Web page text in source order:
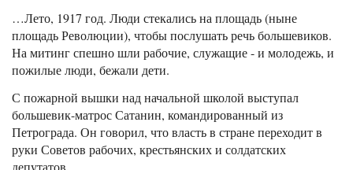
…Лето, 1917 год. Люди стекались на площадь (ныне
площадь Революции), чтобы послушать речь большевиков.
На митинг спешно шли рабочие, служащие - и молодежь, и
пожилые люди, бежали дети.
С пожарной вышки над начальной школой выступал
большевик-матрос Сатанин, командированный из
Петрограда. Он говорил, что власть в стране переходит в
руки Советов рабочих, крестьянских и солдатских
депутатов.